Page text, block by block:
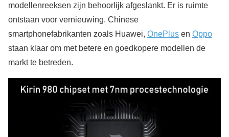
modellenreeksen zijn behoorlijk afgeslankt. Er is ruimte
ontstaan voor vernieuwing. Chinese
smartphonefabrikanten zoals Huawei, OnePlus en Oppo
staan klaar om met betere en goedkopere modellen de
markt te betreden.